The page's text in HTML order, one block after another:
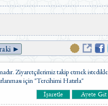
►
Ziyaretçilerimiz takip etmek
için "Tercihimi Hatırla"